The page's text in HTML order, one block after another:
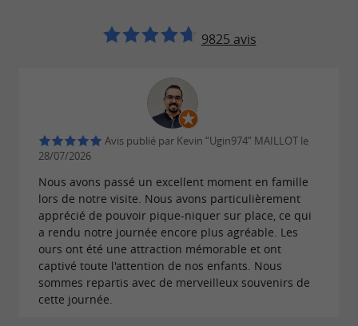
9825 avis
Avis publié par Kevin “Ugin974” MAILLOT le
28/07/2026
Nous avons passé un excellent moment en famille
lors de notre visite. Nous avons particulièrement
apprécié de pouvoir pique-niquer sur place, ce qui
a rendu notre journée encore plus agréable. Les
ours ont été une attraction mémorable et ont
captivé toute l'attention de nos enfants. Nous
sommes repartis avec de merveilleux souvenirs de
cette journée.